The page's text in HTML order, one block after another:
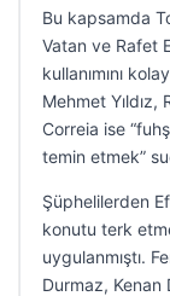
Bu kapsamda
Vatan ve Rafet
kullanımını
Mehmet
Correia ise
temin etmek”
Şüphelilerden
konutu terk
uygulanmıştı.
Durmaz, Kenan